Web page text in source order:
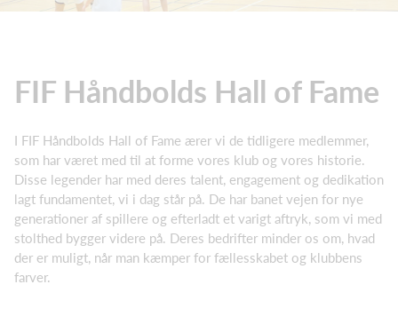
FIF Håndbolds Hall of Fame
I FIF Håndbolds Hall of Fame ærer vi de tidligere medlemmer,
som har været med til at forme vores klub og vores historie.
Disse legender har med deres talent, engagement og dedikation
lagt fundamentet, vi i dag står på. De har banet vejen for nye
generationer af spillere og efterladt et varigt aftryk, som vi med
stolthed bygger videre på. Deres bedrifter minder os om, hvad
der er muligt, når man kæmper for fællesskabet og klubbens
farver.